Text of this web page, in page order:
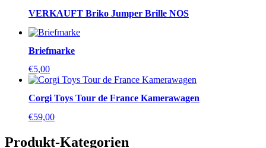
VERKAUFT Briko Jumper Brille NOS
Briefmarke
€5,00
Corgi Toys Tour de France Kamerawagen
€59,00
Produkt-Kategorien